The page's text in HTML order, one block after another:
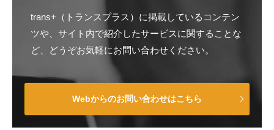
trans+（トランスプラス）に掲載しているコンテン
ツや、サイト内で紹介したサービスに関することな
ど、どうぞお気軽にお問い合わせください。
Webからのお問い合わせはこちら